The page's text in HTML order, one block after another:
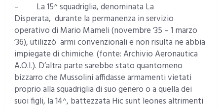
– La 15^ squadriglia, denominata La
Disperata, durante la permanenza in servizio
operativo di Mario Mameli (novembre ‘35 – 1 marzo
’36), utilizzò armi convenzionali e non risulta ne abbia
impiegate di chimiche. (fonte: Archivio Aeronautica
A.O.I.). D’altra parte sarebbe stato quantomeno
bizzarro che Mussolini affidasse armamenti vietati
proprio alla squadriglia di suo genero o a quella dei
suoi figli, la 14^, battezzata Hic sunt leones altrimenti